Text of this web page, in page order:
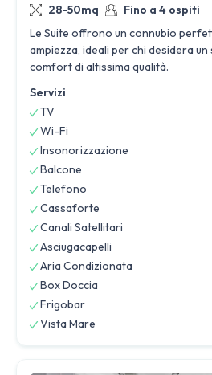
28-50mq
Fino a 4 ospiti
Le Suite offrono un connubio
ampiezza, ideali per chi desidera
comfort di altissima qualità.
Servizi
TV
Wi-Fi
Insonorizzazione
Balcone
Telefono
Cassaforte
Canali Satellitari
Asciugacapelli
Aria Condizionata
Box Doccia
Frigobar
Vista Mare